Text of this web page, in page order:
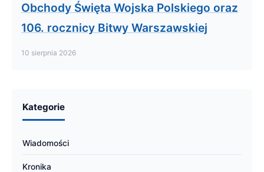
Obchody Święta Wojska Polskiego oraz
106. rocznicy Bitwy Warszawskiej
10 sierpnia 2026
Kategorie
Wiadomości
Kronika